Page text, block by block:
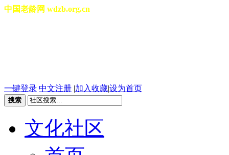
中国老龄网 wdzb.org.cn
一键登录 中文注册 |加入收藏|设为首页
搜索
文化社区